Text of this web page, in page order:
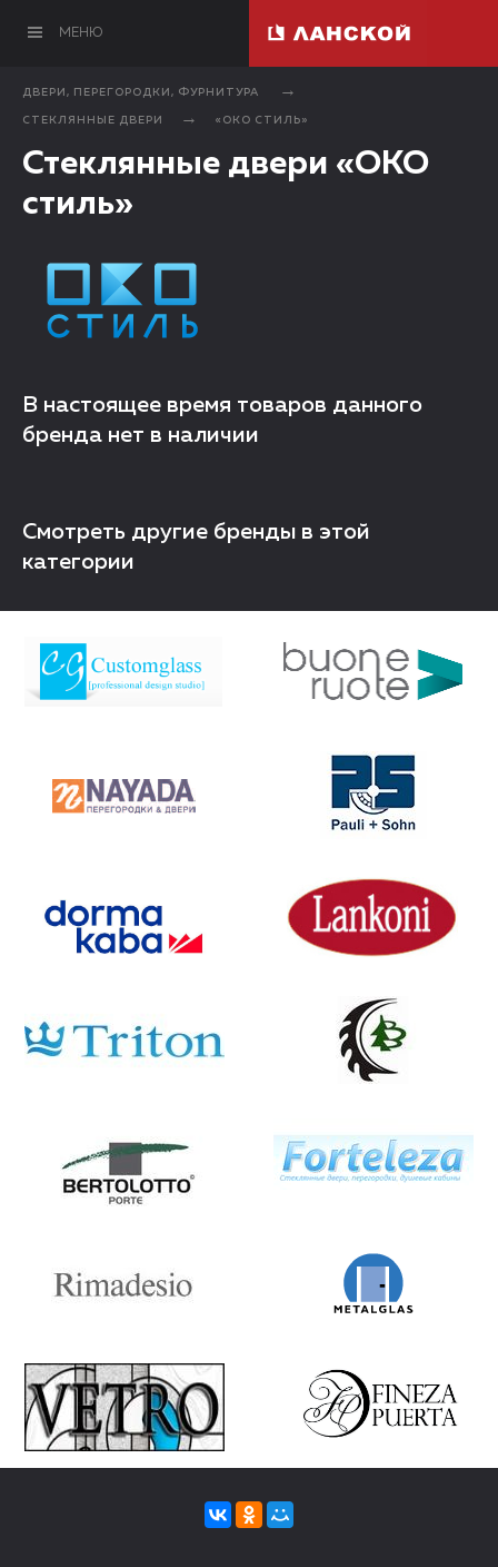
МЕНЮ
ДВЕРИ, ПЕРЕГОРОДКИ, ФУРНИТУРА
СТЕКЛЯННЫЕ ДВЕРИ «ОКО СТИЛЬ»
Стеклянные двери «ОКО
стиль»
В настоящее время товаров данного
бренда нет в наличии
Смотреть другие бренды в этой
категории